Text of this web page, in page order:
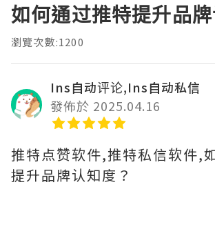
如何通过推特提升品
瀏覽次數:1200
Ins自动评论,Ins自动私信
發佈於 2025.04.16
推特点赞软件,推特私信软件,
提升品牌认知度？